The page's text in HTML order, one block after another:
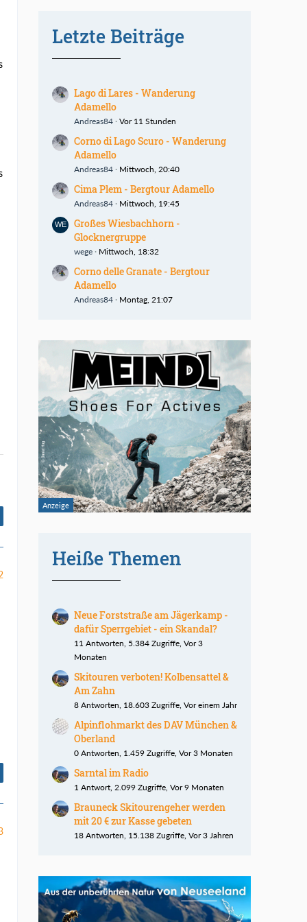
Letzte Beiträge
Lago di Lares - Wanderung
Adamello
Andreas84 Vor 11 Stunden
Corno di Lago Scuro - Wanderung
Adamello
Andreas84 Mittwoch, 20:40
Cima Plem - Bergtour Adamello
Andreas84 Mittwoch, 19:45
Großes Wiesbachhorn -
Glocknergruppe
wege Mittwoch, 18:32
Corno delle Granate - Bergtour
Adamello
Andreas84 Montag, 21:07
Heiße Themen
Neue Forststraße am Jägerkamp -
dafür Sperrgebiet - ein Skandal?
11 Antworten, 5.384 Zugriffe, Vor 3
Monaten
Skitouren verboten! Kolbensattel &
Am Zahn
8 Antworten, 18.603 Zugriffe, Vor einem Jahr
Alpinflohmarkt des DAV München &
Oberland
0 Antworten, 1.459 Zugriffe, Vor 3 Monaten
Sarntal im Radio
1 Antwort, 2.099 Zugriffe, Vor 9 Monaten
Brauneck Skitourengeher werden
mit 20 € zur Kasse gebeten
18 Antworten, 15.138 Zugriffe, Vor 3 Jahren